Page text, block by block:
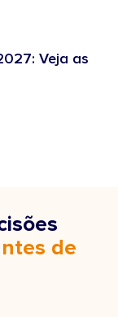
Veja as
de